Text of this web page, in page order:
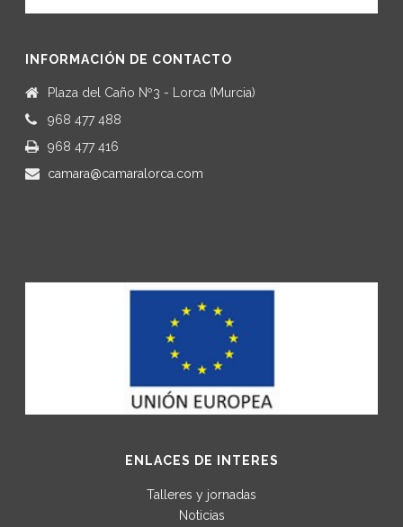
INFORMACIÓN DE CONTACTO
Plaza del Caño Nº3 - Lorca (Murcia)
968 477 488
968 477 416
camara@camaralorca.com
ENLACES DE INTERES
Talleres y jornadas
Noticias